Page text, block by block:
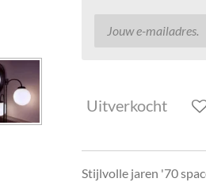
Uitverkocht
Stijlvolle jaren '70